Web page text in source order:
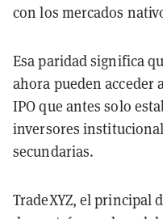
con los mercados
Esa paridad significa
ahora pueden acceder
IPO que antes solo
inversores
secundarias.
TradeXYZ, el principal